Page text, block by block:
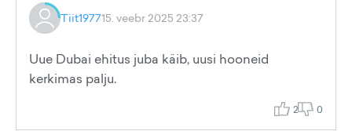
Tiit197715. veebr 2025 23:37
Uue Dubai ehitus juba käib, uusi hooneid
kerkimas palju.
2 0